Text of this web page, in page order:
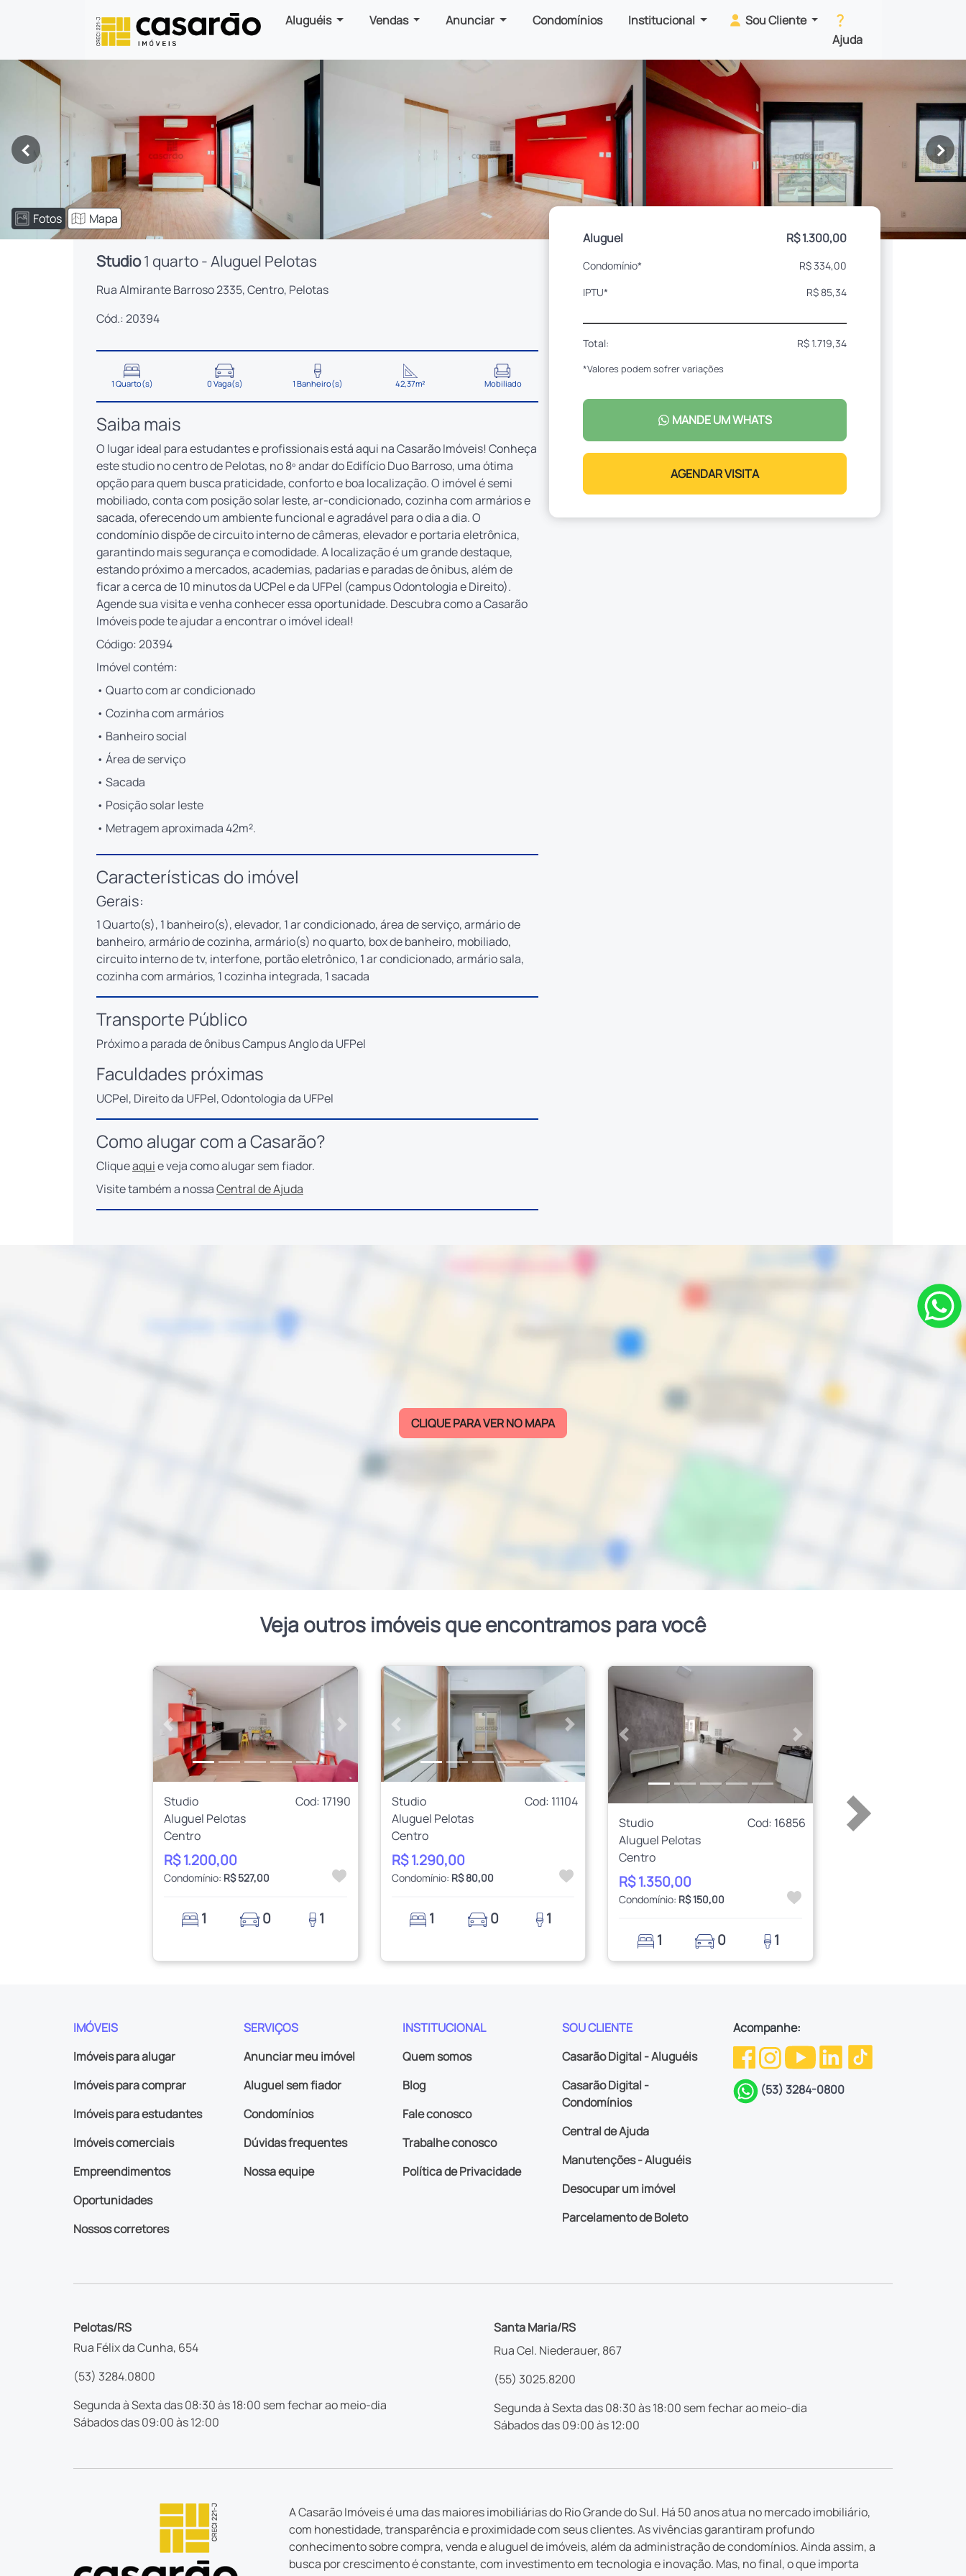
Aluguéis Vendas Anunciar Condomínios Institucional
Sou Cliente
Ajuda
< >
Fotos Mapa
Studio1 quarto - Aluguel Pelotas
Rua Almirante Barroso 2335, Centro, Pelotas
Cód.: 20394
1 Quarto(s) 0 Vaga(s) 1 Banheiro(s) 42,37m² Mobiliado
Saiba mais
O lugar ideal para estudantes e profissionais está aqui na Casarão Imóveis! Conheça
este studio no centro de Pelotas, no 8º andar do Edifício Duo Barroso, uma ótima
opção para quem busca praticidade, conforto e boa localização. O imóvel é semi
mobiliado, conta com posição solar leste, ar-condicionado, cozinha com armários e
sacada, oferecendo um ambiente funcional e agradável para o dia a dia. O
condomínio dispõe de circuito interno de câmeras, elevador e portaria eletrônica,
garantindo mais segurança e comodidade. A localização é um grande destaque,
estando próximo a mercados, academias, padarias e paradas de ônibus, além de
ficar a cerca de 10 minutos da UCPel e da UFPel (campus Odontologia e Direito).
Agende sua visita e venha conhecer essa oportunidade. Descubra como a Casarão
Imóveis pode te ajudar a encontrar o imóvel ideal!
Código: 20394
Imóvel contém:
• Quarto com ar condicionado
• Cozinha com armários
• Banheiro social
• Área de serviço
• Sacada
• Posição solar leste
• Metragem aproximada 42m².
Características do imóvel
Gerais:
1 Quarto(s), 1 banheiro(s), elevador, 1 ar condicionado, área de serviço, armário de
banheiro, armário de cozinha, armário(s) no quarto, box de banheiro, mobiliado,
circuito interno de tv, interfone, portão eletrônico, 1 ar condicionado, armário sala,
cozinha com armários, 1 cozinha integrada, 1 sacada
Transporte Público
Próximo a parada de ônibus Campus Anglo da UFPel
Faculdades próximas
UCPel, Direito da UFPel, Odontologia da UFPel
Como alugar com a Casarão?
Cliqueaquie veja como alugar sem fiador.
Visite também a nossaCentral de Ajuda
Aluguel R$ 1.300,00
Condomínio*
R$ 334,00
IPTU*
R$ 85,34
Total: R$ 1.719,34
*Valores podem sofrer variações
MANDE UM WHATS
AGENDAR VISITA
CLIQUE PARA VER NO MAPA
Veja outros imóveis que encontramos para você
Anterior Próximo
Studio
Cod: 17190
Aluguel Pelotas
Centro
R$ 1.200,00
Condomínio: R$ 527,00
1 0 1
Anterior Próximo
Studio
Cod: 11104
Aluguel Pelotas
Centro
R$ 1.290,00
Condomínio: R$ 80,00
1 0 1
Anterior Próximo
Studio
Cod: 16856
Aluguel Pelotas
Centro
R$ 1.350,00
Condomínio: R$ 150,00
1 0 1
IMÓVEIS
Imóveis para alugar
Imóveis para comprar
Imóveis para estudantes
Imóveis comerciais
Empreendimentos
Oportunidades
Nossos corretores
SERVIÇOS
Anunciar meu imóvel
Aluguel sem fiador
Condomínios
Dúvidas frequentes
Nossa equipe
INSTITUCIONAL
Quem somos
Blog
Fale conosco
Trabalhe conosco
Política de Privacidade
SOU CLIENTE
Casarão Digital - Aluguéis
Casarão Digital -
Condomínios
Central de Ajuda
Manutenções - Aluguéis
Desocupar um imóvel
Parcelamento de Boleto
Acompanhe:
(53) 3284-0800
Pelotas/RS
Rua Félix da Cunha, 654
(53) 3284.0800
Segunda à Sexta das 08:30 às 18:00 sem fechar ao meio-dia
Sábados das 09:00 às 12:00
Santa Maria/RS
Rua Cel. Niederauer, 867
(55) 3025.8200
Segunda à Sexta das 08:30 às 18:00 sem fechar ao meio-dia
Sábados das 09:00 às 12:00
A Casarão Imóveis é uma das maiores imobiliárias do Rio Grande do Sul. Há 50 anos atua no mercado imobiliário,
com honestidade, transparência e proximidade com seus clientes. As vivências garantiram profundo
conhecimento sobre compra, venda e aluguel de imóveis, além da administração de condomínios. Ainda assim, a
busca por crescimento é constante, com investimento em tecnologia e inovação. Mas, no final, o que importa